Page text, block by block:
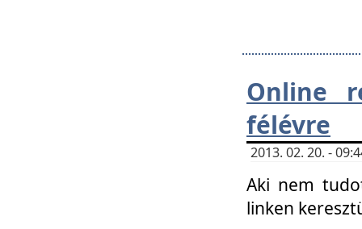
Online
félévre
2013. 02. 20. -
Aki nem
linken